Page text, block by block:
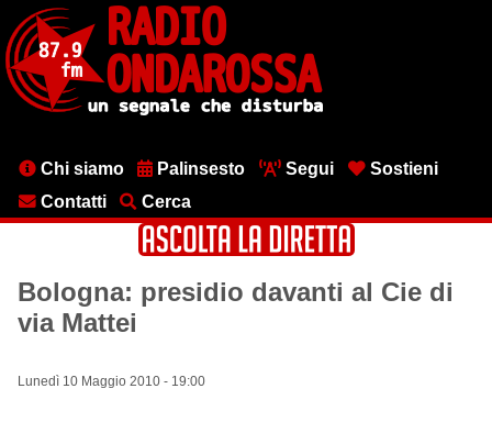
contenuto
principale
MenuChi siamo Palinsesto Segui
Sostieni
Contatti
Cerca
Bologna: presidio davanti al Cie di
via Mattei
Lunedì 10 Maggio 2010 - 19:00